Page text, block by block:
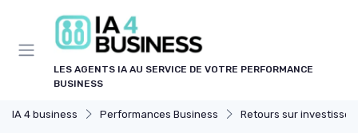
LES AGENTS IA AU SERVICE DE VOTRE PERFORMANCE
BUSINESS
IA 4 business Performances Business Retours sur investissement de